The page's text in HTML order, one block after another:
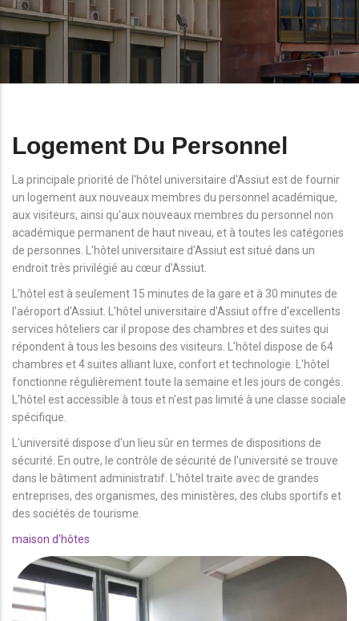
Logement Du Personnel
La principale priorité de l'hôtel universitaire d'Assiut est de fournir
un logement aux nouveaux membres du personnel académique,
aux visiteurs, ainsi qu'aux nouveaux membres du personnel non
académique permanent de haut niveau, et à toutes les catégories
de personnes. L'hôtel universitaire d'Assiut est situé dans un
endroit très privilégié au cœur d'Assiut.
L’hôtel est à seulement 15 minutes de la gare et à 30 minutes de
l'aéroport d'Assiut. L'hôtel universitaire d'Assiut offre d'excellents
services hôteliers car il propose des chambres et des suites qui
répondent à tous les besoins des visiteurs. L'hôtel dispose de 64
chambres et 4 suites alliant luxe, confort et technologie. L'hôtel
fonctionne régulièrement toute la semaine et les jours de congés.
L'hôtel est accessible à tous et n'est pas limité à une classe sociale
spécifique.
L'université dispose d'un lieu sûr en termes de dispositions de
sécurité. En outre, le contrôle de sécurité de l'université se trouve
dans le bâtiment administratif. L'hôtel traite avec de grandes
entreprises, des organismes, des ministères, des clubs sportifs et
des sociétés de tourisme.
maison d'hôtes